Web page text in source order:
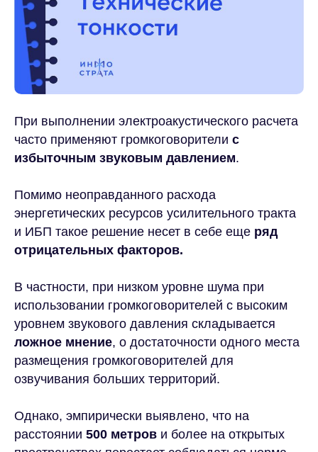
При выполнении электроакустического расчета
часто применяют громкоговорители с
избыточным звуковым давлением.
Помимо неоправданного расхода
энергетических ресурсов усилительного тракта
и ИБП такое решение несет в себе еще ряд
отрицательных факторов.
В частности, при низком уровне шума при
использовании громкоговорителей с высоким
уровнем звукового давления складывается
ложное мнение, о достаточности одного места
размещения громкоговорителей для
озвучивания больших территорий.
Однако, эмпирически выявлено, что на
расстоянии 500 метров и более на открытых